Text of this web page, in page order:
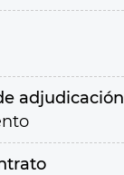
adjudicación